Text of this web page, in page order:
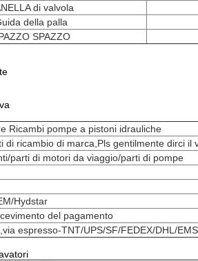
di valvola
della palla
SPAZZO
Ricambi pompe a pistoni idrauliche
di ricambio di marca,Pls gentilmente dirci il
parti di motori da viaggio/parti di pompe
Hydstar
del pagamento
espresso-TNT/UPS/SF/FEDEX/DHL/EMS